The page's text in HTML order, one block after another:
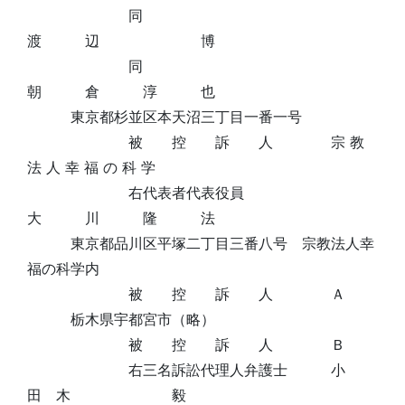
同
渡 辺 博
同
朝 倉 淳 也
東京都杉並区本天沼三丁目一番一号
被 控 訴 人 宗 教
法 人 幸 福 の 科 学
右代表者代表役員
大 川 隆 法
東京都品川区平塚二丁目三番八号 宗教法人幸
福の科学内
被 控 訴 人 Ａ
栃木県宇都宮市（略）
被 控 訴 人 Ｂ
右三名訴訟代理人弁護士 小
田 木 毅